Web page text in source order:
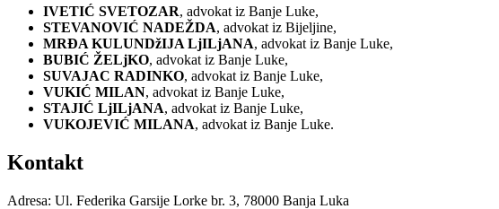
IVETIĆ SVETOZAR, advokat iz Banje Luke,
STEVANOVIĆ NADEŽDA, advokat iz Bijeljine,
MRĐA KULUNDžIJA LjILjANA, advokat iz Banje Luke,
BUBIĆ ŽELjKO, advokat iz Banje Luke,
SUVAJAC RADINKO, advokat iz Banje Luke,
VUKIĆ MILAN, advokat iz Banje Luke,
STAJIĆ LjILjANA, advokat iz Banje Luke,
VUKOJEVIĆ MILANA, advokat iz Banje Luke.
Kontakt
Adresa: Ul. Federika Garsije Lorke br. 3, 78000 Banja Luka